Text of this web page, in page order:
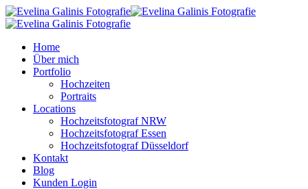
Skip
to
content
Menu
Home
Über mich
Portfolio
Hochzeiten
Portraits
Locations
Hochzeitsfotograf NRW
Hochzeitsfotograf Essen
Hochzeitsfotograf Düsseldorf
Kontakt
Blog
Kunden Login